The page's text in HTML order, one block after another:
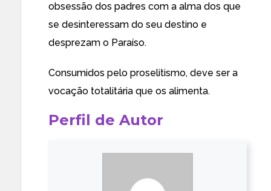
obsessão dos padres com a alma dos que
se desinteressam do seu destino e
desprezam o Paraíso.
Consumidos pelo proselitismo, deve ser a
vocação totalitária que os alimenta.
Perfil de Autor